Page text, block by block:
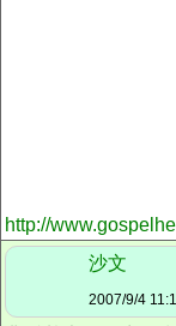
http://
沙文
2007/9/4